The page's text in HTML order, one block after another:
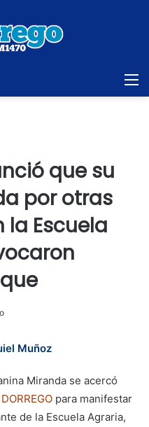
que su
por otras
Escuela
Muñoz
Miranda se acercó
para manifestar
de la Escuela Agraria,